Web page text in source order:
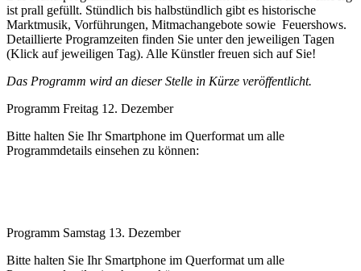
ist prall gefüllt. Stündlich bis halbstündlich gibt es historische
Marktmusik, Vorführungen, Mitmachangebote sowie Feuershows.
Detaillierte Programzeiten finden Sie unter den jeweiligen Tagen
(Klick auf jeweiligen Tag). Alle Künstler freuen sich auf Sie!
Das Programm wird an dieser Stelle in Kürze veröffentlicht.
Programm Freitag 12. Dezember
Bitte halten Sie Ihr Smartphone im Querformat um alle
Programmdetails einsehen zu können:
Programm Samstag 13. Dezember
Bitte halten Sie Ihr Smartphone im Querformat um alle